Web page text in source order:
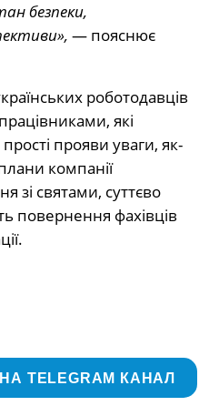
безпеки,
— пояснює
роботодавців
які
прояви уваги, як-
компанії
зі святами, суттєво
повернення фахівців
TELEGRAM КАНАЛ